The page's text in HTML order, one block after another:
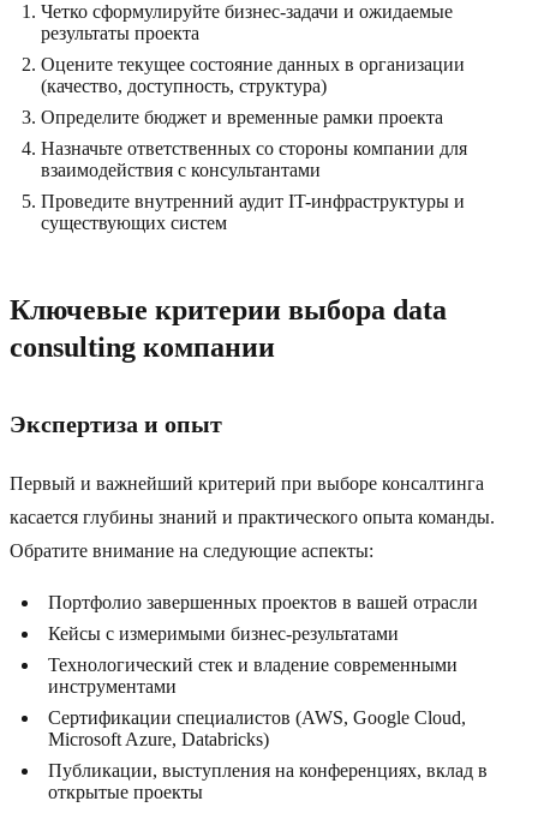
Четко сформулируйте бизнес-задачи и ожидаемые
результаты проекта
Оцените текущее состояние данных в организации
(качество, доступность, структура)
Определите бюджет и временные рамки проекта
Назначьте ответственных со стороны компании для
взаимодействия с консультантами
Проведите внутренний аудит IT-инфраструктуры и
существующих систем
Ключевые критерии выбора data
consulting компании
Экспертиза и опыт
Первый и важнейший критерий при выборе консалтинга
касается глубины знаний и практического опыта команды.
Обратите внимание на следующие аспекты:
Портфолио завершенных проектов в вашей отрасли
Кейсы с измеримыми бизнес-результатами
Технологический стек и владение современными
инструментами
Сертификации специалистов (AWS, Google Cloud,
Microsoft Azure, Databricks)
Публикации, выступления на конференциях, вклад в
открытые проекты